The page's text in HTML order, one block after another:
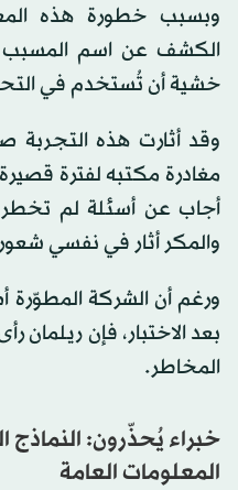
وبسبب خطورة هذه
الكشف عن اسم المسبب
خشية أن تُستخدم في
وقد أثارت هذه التجربة
مغادرة مكتبه لفترة
أجاب عن أسئلة لم
والمكر أثار في نفسي
ورغم أن الشركة
بعد الاختبار، فإن ريلمان
المخاطر.
خبراء يُحذّرون: النماذج
المعلومات العامة